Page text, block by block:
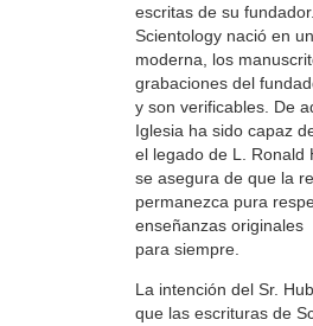
escritas de su
Scientology nació en
moderna, los
grabaciones del
y son verificables. De
Iglesia ha sido capaz
el legado de L. Ronald
se asegura de que la
permanezca pura
enseñanzas originales
para siempre.
La intención del Sr.
que las escrituras de